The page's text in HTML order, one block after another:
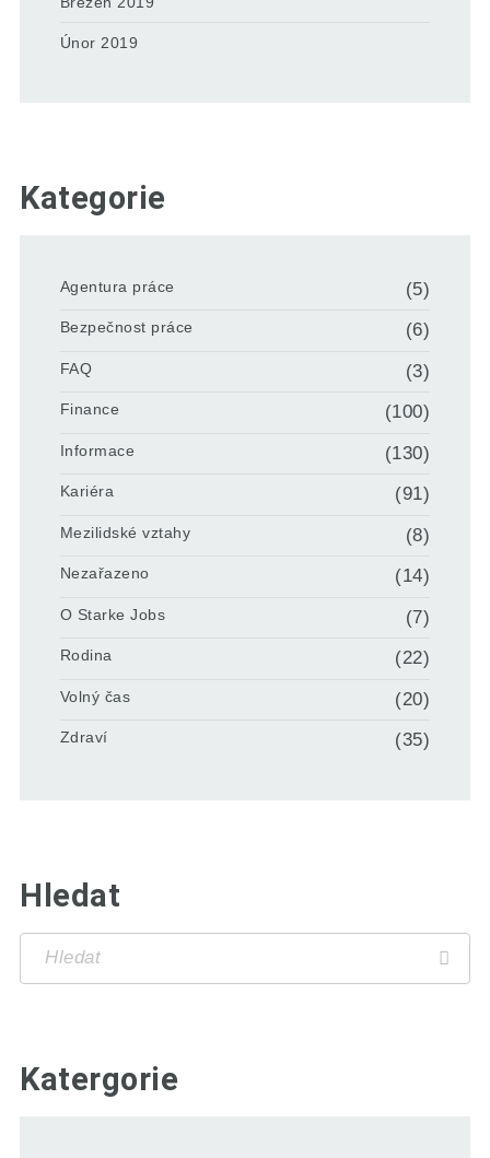
Únor 2019
Kategorie
Agentura práce (5)
Bezpečnost práce (6)
FAQ (3)
Finance (100)
Informace (130)
Kariéra (91)
Mezilidské vztahy (8)
Nezařazeno (14)
O Starke Jobs (7)
Rodina (22)
Volný čas (20)
Zdraví (35)
Hledat
Katergorie